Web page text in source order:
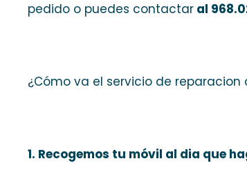
pedido o puedes contactar al
¿Cómo va el servicio de
1. Recogemos tu móvil al dia que